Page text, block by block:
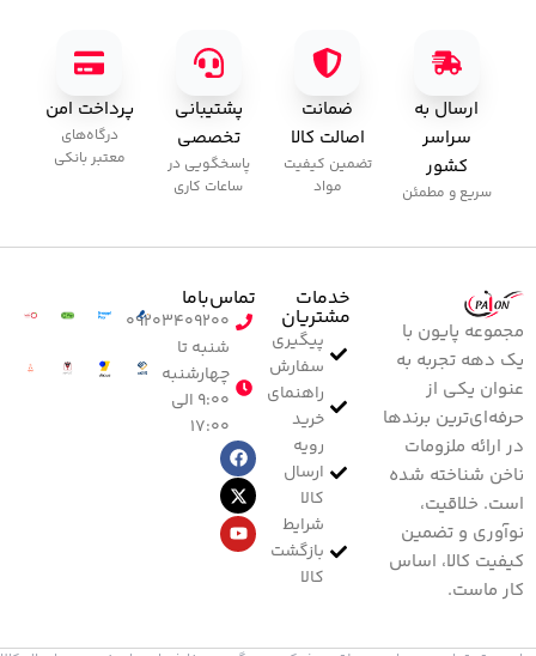
ارسال به
سراسر
کشور
سریع و مطمئن
ضمانت
اصالت کالا
تضمین کیفیت
مواد
پشتیبانی
تخصصی
پاسخگویی در
ساعات کاری
پرداخت امن
درگاه‌های
معتبر بانکی
مجموعه پایون با
یک دهه تجربه به
عنوان یکی از
حرفه‌ای‌ترین برندها
در ارائه ملزومات
ناخن شناخته شده
است. خلاقیت،
نوآوری و تضمین
کیفیت کالا، اساس
کار ماست.
خدمات
مشتریان
پیگیری
سفارش
راهنمای
خرید
رویه
ارسال
کالا
شرایط
بازگشت
کالا
تماس‌با‌ما
۰۹۲۰۳۴۰۹۲۰۰
شنبه تا
چهارشنبه
۹:۰۰ الی
۱۷:۰۰